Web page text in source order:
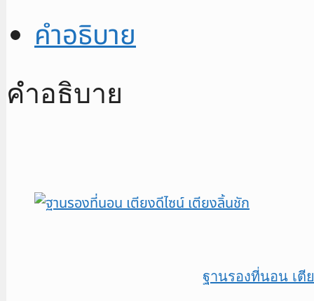
คำอธิบาย
คำอธิบาย
ฐานรองที่นอน เตี